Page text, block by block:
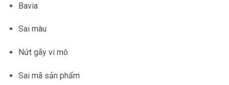
Bavia
Sai màu
Nứt gãy vi mô
Sai mã sản phẩm